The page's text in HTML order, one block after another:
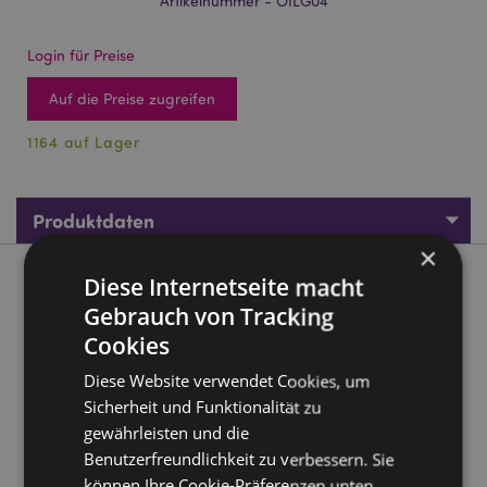
Login für Preise
Auf die Preise zugreifen
1164 auf Lager
Produktdaten
Produktbeschreibung
Goloka Duftöle Parfumöle Pure Patschuli 10ml
Material:Duftöle
Zur Verwendung mit:Ölbrenner, Lampenringe,
Duftstäbchen und getrocknete Blumen.
Produkttressourcen:
×
Diese Internetseite macht
Gebrauch von Tracking
Cookies
Diese Website verwendet Cookies, um
Sicherheit und Funktionalität zu
gewährleisten und die
Benutzerfreundlichkeit zu verbessern. Sie